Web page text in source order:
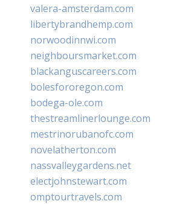
valera-amsterdam.com
libertybrandhemp.com
norwoodinnwi.com
neighboursmarket.com
blackanguscareers.com
bolesfororegon.com
bodega-ole.com
thestreamlinerlounge.com
mestrinorubanofc.com
novelatherton.com
nassvalleygardens.net
electjohnstewart.com
omptourtravels.com